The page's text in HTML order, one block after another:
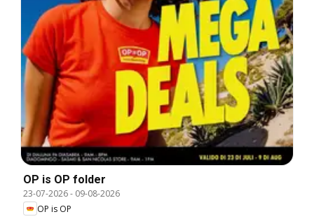
OP is OP folder
23-07-2026- 09-08-2026
OP is OP